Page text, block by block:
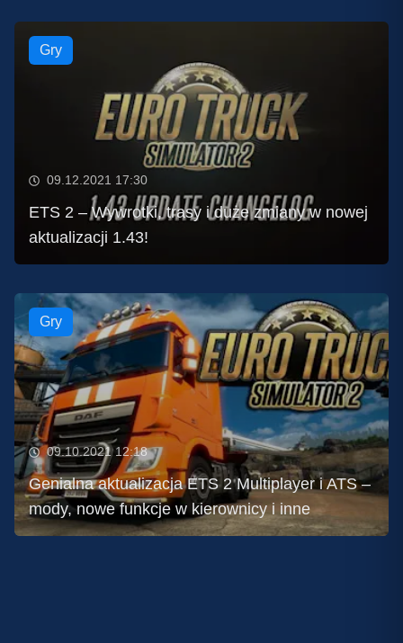
Gry
09.12.2021 17:30
ETS 2 – Wywrotki, trasy i duże zmiany w nowej
aktualizacji 1.43!
Gry
09.10.2021 12:18
Genialna aktualizacja ETS 2 Multiplayer i ATS –
mody, nowe funkcje w kierownicy i inne